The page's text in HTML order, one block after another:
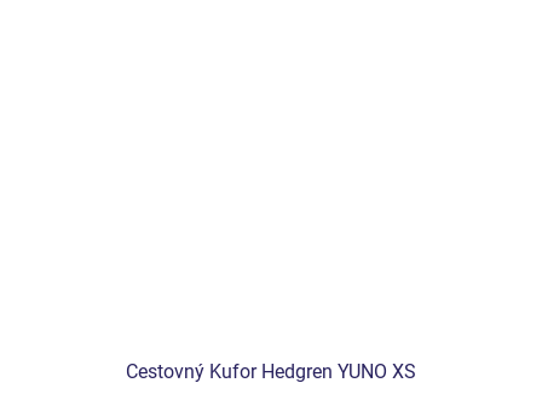
Cestovný Kufor Hedgren YUNO XS